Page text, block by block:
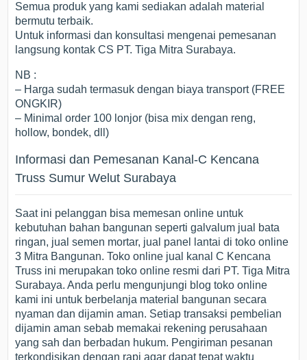
Semua produk yang kami sediakan adalah material
bermutu terbaik.
Untuk informasi dan konsultasi mengenai pemesanan
langsung kontak CS PT. Tiga Mitra Surabaya.
NB :
– Harga sudah termasuk dengan biaya transport (FREE
ONGKIR)
– Minimal order 100 lonjor (bisa mix dengan reng,
hollow, bondek, dll)
Informasi dan Pemesanan Kanal-C Kencana
Truss Sumur Welut Surabaya
Saat ini pelanggan bisa memesan online untuk
kebutuhan bahan bangunan seperti galvalum jual bata
ringan, jual semen mortar, jual panel lantai di toko online
3 Mitra Bangunan. Toko online jual kanal C Kencana
Truss ini merupakan toko online resmi dari PT. Tiga Mitra
Surabaya. Anda perlu mengunjungi blog toko online
kami ini untuk berbelanja material bangunan secara
nyaman dan dijamin aman. Setiap transaksi pembelian
dijamin aman sebab memakai rekening perusahaan
yang sah dan berbadan hukum. Pengiriman pesanan
terkondisikan dengan rapi agar dapat tepat waktu